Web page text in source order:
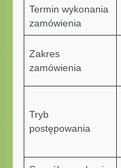
Termin wykonania
zamówienia
Zakres
zamówienia
Tryb
postępowania